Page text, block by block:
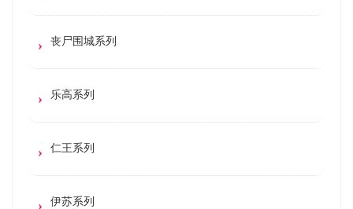
丧尸围城系列
乐高系列
仁王系列
伊苏系列